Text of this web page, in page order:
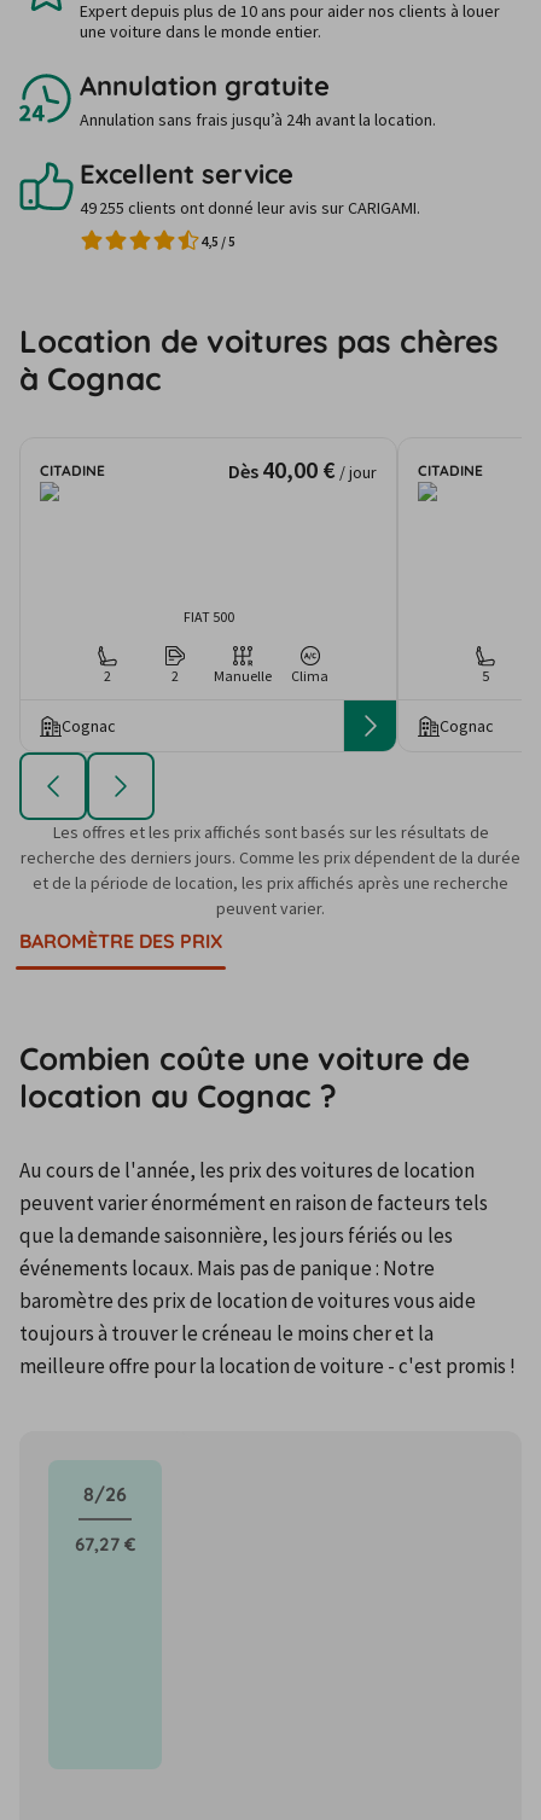
Expert depuis plus de 10 ans pour aider nos clients à louer
une voiture dans le monde entier.
Annulation gratuite
Annulation sans frais jusqu’à 24h avant la location.
Excellent service
49 255 clients ont donné leur avis sur CARIGAMI.
4,5 /5
Location de voitures pas chères
à Cognac
CITADINE Dès 40,00 € / jour
FIAT 500
2 2 Manuelle Clima
Cognac
CITADINE
5
Cognac
Les offres et les prix affichés sont basés sur les résultats de
recherche des derniers jours. Comme les prix dépendent de la durée
et de la période de location, les prix affichés après une recherche
peuvent varier.
BAROMÈTRE DES PRIX
Combien coûte une voiture de
location au Cognac ?
Au cours de l'année, les prix des voitures de location
peuvent varier énormément en raison de facteurs tels
que la demande saisonnière, les jours fériés ou les
événements locaux. Mais pas de panique : Notre
baromètre des prix de location de voitures vous aide
toujours à trouver le créneau le moins cher et la
meilleure offre pour la location de voiture - c'est promis !
8/26
67,27 €